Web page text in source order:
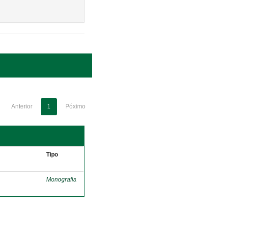
Anterior 1 Póximo
Tipo
Monografia